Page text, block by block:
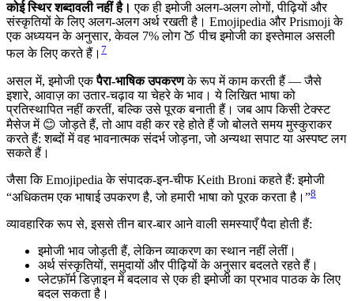
कोई स्थिर शब्दावली नहीं है। एक ही इमोजी अलग-अलग लोगों, पीढ़ियों और
संस्कृतियों के लिए अलग-अलग अर्थ रखती है। Emojipedia और Prismoji के
एक अध्ययन के अनुसार, केवल 7% लोग 🍑 पीच इमोजी का इस्तेमाल असली
फल के लिए करते हैं। 7
असल में, इमोजी एकपैरा-भाषिक उपकरणके रूप में काम करती हैं — जैसे
इशारे, आवाज़ का उतार-चढ़ाव या चेहरे के भाव। ये लिखित भाषा को
प्रतिस्थापित नहीं करतीं, बल्कि उसे पूरक बनाती हैं। जब आप किसी टेक्स्ट
मैसेज में 😊 जोड़ते हैं, तो आप वही कर रहे होते हैं जो बोलते समय मुस्कुराकर
करते हैं: शब्दों में वह भावनात्मक संदर्भ जोड़ना, जो अन्यथा सपाट या अस्पष्ट लग
सकते हैं।
जैसा कि Emojipedia के संपादक-इन-चीफ Keith Broni कहते हैं: इमोजी
“अधिकतम एक भाषाई उपकरण है, जो हमारी भाषा को पूरक करता है।”8
व्यावहारिक रूप से, इससे तीन बार-बार आने वाली समस्याएँ पैदा होती हैं:
इमोजी भाव जोड़ती हैं, लेकिन व्याकरण का स्थान नहीं लेतीं।
अर्थ संस्कृतियों, समुदायों और पीढ़ियों के अनुसार बदलते रहते हैं।
प्लेटफ़ॉर्म डिज़ाइन में बदलाव से एक ही इमोजी का प्रभाव पाठक के लिए
बदल सकता है।